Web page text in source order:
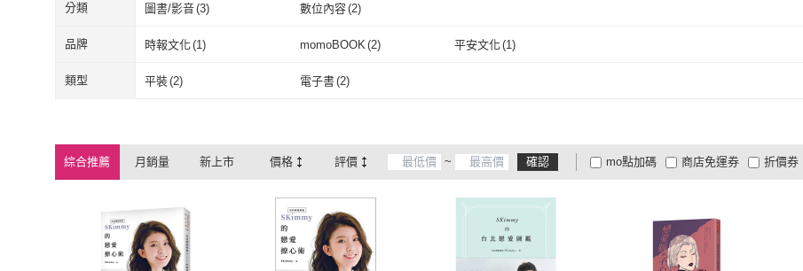
分類 圖書/影音(3) 數位內容(2)
品牌 時報文化(1) momoBOOK (2) 平安文化(1)
時報文化 momoBOOK
類型 平裝(2) 電子書(2)
綜合推薦 月銷量 新上市 價格 評價 ~ 確認
折價券
商
mo點加碼
大家電安心配
大家電快配
商店免運券
及以上